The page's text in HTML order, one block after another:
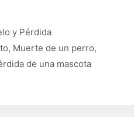
y Pérdida
, Muerte de un perro,
de una mascota